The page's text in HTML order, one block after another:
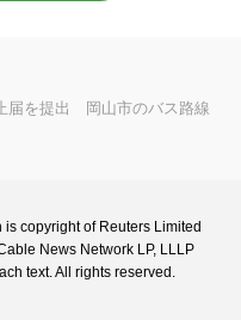
届を提出 岡山市のバス路線
copyright of Reuters Limited
News Network LP, LLLP
text. All rights reserved.